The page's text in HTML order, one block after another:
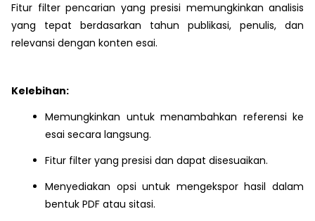
Fitur filter pencarian yang presisi memungkinkan analisis
yang tepat berdasarkan tahun publikasi, penulis, dan
relevansi dengan konten esai.
Kelebihan:
Memungkinkan untuk menambahkan referensi ke
esai secara langsung.
Fitur filter yang presisi dan dapat disesuaikan.
Menyediakan opsi untuk mengekspor hasil dalam
bentuk PDF atau sitasi.